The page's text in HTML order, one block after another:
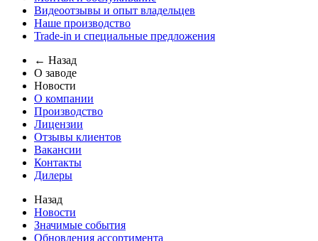
Видеоотзывы и опыт владельцев
Наше производство
Trade-in и специальные предложения
← Назад
О заводе
Новости
О компании
Производство
Лицензии
Отзывы клиентов
Вакансии
Контакты
Дилеры
Назад
Новости
Значимые события
Обновления ассортимента